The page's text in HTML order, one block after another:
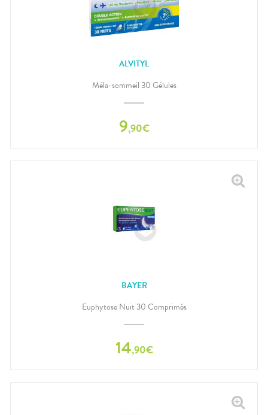
ALVITYL
Méla-sommeil 30 Gélules
9,90€
BAYER
Euphytose Nuit 30 Comprimés
14,90€